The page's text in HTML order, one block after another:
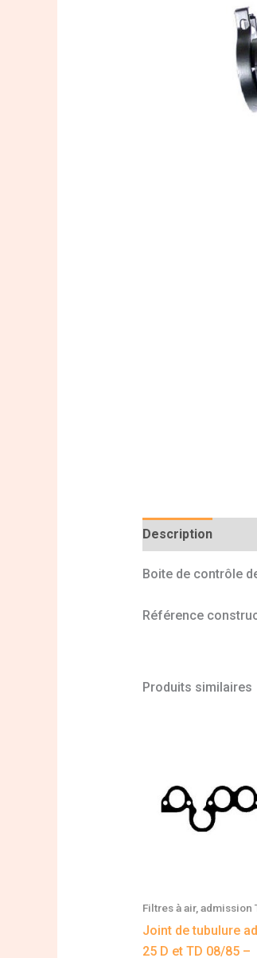
Description
Boite de contrôle
Référence
Produits similaires
Filtres à air, admission
Joint de tubulure
25 D et TD 08/85 –